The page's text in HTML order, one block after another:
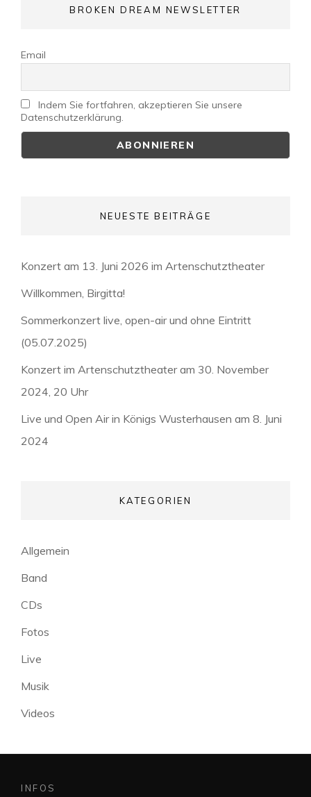
BROKEN DREAM NEWSLETTER
Email
Indem Sie fortfahren, akzeptieren Sie unsere
Datenschutzerklärung.
NEUESTE BEITRÄGE
Konzert am 13. Juni 2026 im Artenschutztheater
Willkommen, Birgitta!
Sommerkonzert live, open-air und ohne Eintritt
(05.07.2025)
Konzert im Artenschutztheater am 30. November
2024, 20 Uhr
Live und Open Air in Königs Wusterhausen am 8. Juni
2024
KATEGORIEN
Allgemein
Band
CDs
Fotos
Live
Musik
Videos
INFOS